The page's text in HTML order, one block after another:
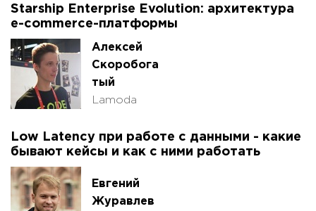
Starship Enterprise Evolution: архитектура
e-commerce-платформы
Алексей
Скоробога
тый
Lamoda
Low Latency при работе с данными - какие
бывают кейсы и как с ними работать
Евгений
Журавлев